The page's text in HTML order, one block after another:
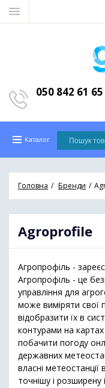
050 842 61 65
Каталог
Головна Бренди
Agroprofile
Агропрофіль -
Агропрофіль - це
управління для
може виміряти свої
відобразити їх в
контурами на
побачити погоду
державних
власні
точнішу і